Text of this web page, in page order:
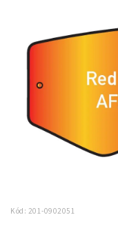
Kód: 201-0902051